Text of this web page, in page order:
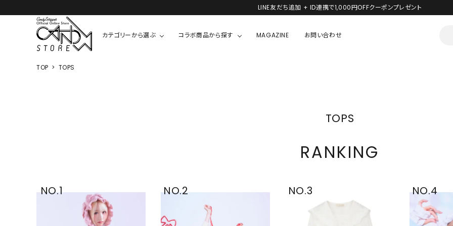
新規会員登録で1,000円分のポイントプレゼント！
カテゴリーから選ぶ
JACKET
コラボ商品から探す
はぴだんぶい
MIKIOSAKABE・THREE TREASURES
HELLO KITTY ダンダダン
MAGAZINE お問い合わせ
TOP TOPS
TOPS
RANKING